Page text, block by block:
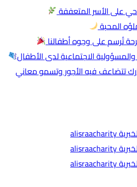
على الأسر المتعففة
المحبة
تُرسم على وجوه أطفالنا
الاجتماعية لدى الأطفال
تتضاعف فيه الأجور وتسمو معاني